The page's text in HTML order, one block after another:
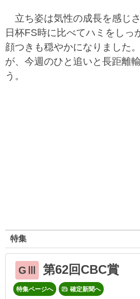
立ち姿は気性の成長を感じ
日杯FS時に比べてハミをしっ
顔つきも穏やかになりました
が、今週のひと追いと長距離
う。
特集
GⅢ 第62回CBC賞
特集ページへ 確定新聞へ